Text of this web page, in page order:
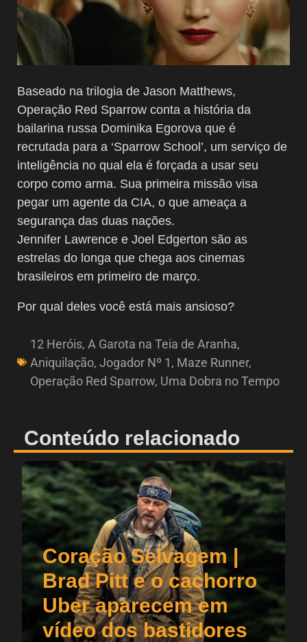
Baseado na trilogia de Jason Matthews,
Operação Red Sparrow conta a história da
bailarina russa Dominika Egorova que é
recrutada para a ‘Sparrow School’, um serviço de
inteligência no qual ela é forçada a usar seu
corpo como arma. Sua primeira missão visa
pegar um agente da CIA, o que ameaça a
segurança das duas nações.
Jennifer Lawrence e Joel Edgerton são as
estrelas do longa que chega aos cinemas
brasileiros em primeiro de março.
Por qual deles você está mais ansioso?
12 Heróis, A Garota na Teia de Aranha,
Aniquilação, Jogador Nº 1, Maze Runner,
Operação Red Sparrow, Uma Dobra no Tempo
Conteúdo relacionado
Coração Selvagem |
Brad Pitt e o cachorro
Uber aparecem em
vídeo dos bastidores